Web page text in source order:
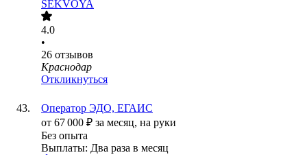
SEKVOYA
4.0
•
26 отзывов
Краснодар
Откликнуться
Оператор ЭДО, ЕГАИС
от 67 000 ₽ за месяц, на руки
Без опыта
Выплаты: Два раза в месяц